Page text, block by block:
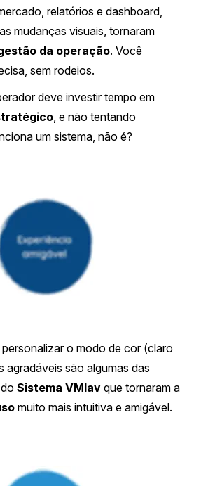
relatórios e dashboard,
mudanças visuais, tornaram
da operação. Você
sem rodeios.
deve investir tempo em
, e não tentando
um sistema, não é?
o modo de cor (claro
agradáveis são algumas das
Sistema VMlav que tornaram a
muito mais intuitiva e amigável.